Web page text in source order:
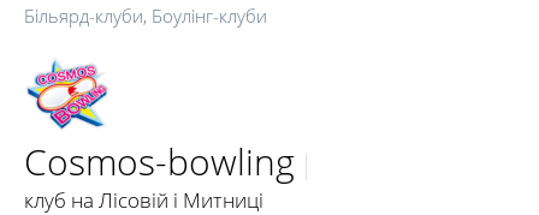
Більярд-клуби, Боулінг-клуби
Cosmos-bowling
клуб на Лісовій і Митниці